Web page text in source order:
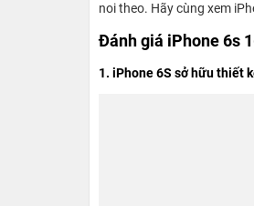
noi theo. Hãy cùng xem
Đánh giá iPhone 6s
1. iPhone 6S sở hữu thiết